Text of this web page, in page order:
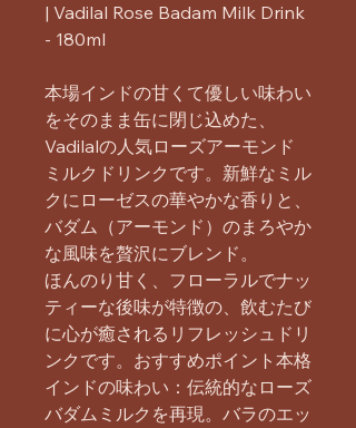
| Vadilal Rose Badam Milk Drink
- 180ml
本場インドの甘くて優しい味わい
をそのまま缶に閉じ込めた、
Vadilalの人気ローズアーモンド
ミルクドリンクです。新鮮なミル
クにローゼスの華やかな香りと、
バダム（アーモンド）のまろやか
な風味を贅沢にブレンド。
ほんのり甘く、フローラルでナッ
ティーな後味が特徴の、飲むたび
に心が癒されるリフレッシュドリ
ンクです。おすすめポイント本格
インドの味わい：伝統的なローズ
バダムミルクを再現。バラのエッ